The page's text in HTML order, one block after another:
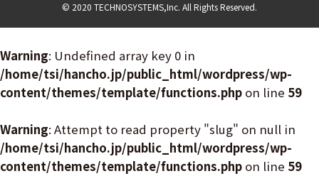
© 2020 TECHNOSYSTEMS,Inc. All Rights Reserved.
Warning: Undefined array key 0 in
/home/tsi/hancho.jp/public_html/wordpress/wp-
content/themes/template/functions.php on line 59
Warning: Attempt to read property "slug" on null in
/home/tsi/hancho.jp/public_html/wordpress/wp-
content/themes/template/functions.php on line 59